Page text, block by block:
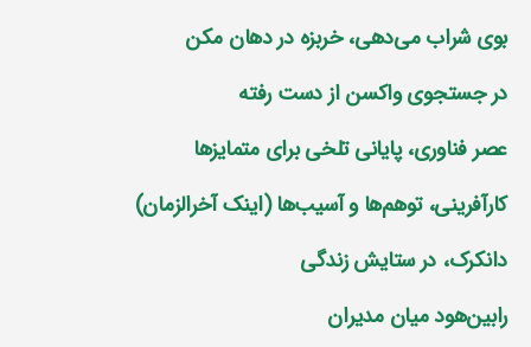
بوی شراب می‌دهی، خربزه در دهان مکن
در جستجوی واکسن از دست رفته
عصر فناوری، پایانی تلخی برای متمایز‌ها
کارآفرینی، توهم‌ها و آسیب‌ها (اینک آخرالزمان)
دانکرک، در ستایش زندگی
رابین‌هود میان مدیران